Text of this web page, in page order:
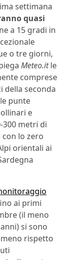
settimana
quasi
a 15 gradi in
o tre giorni,
Meteo.itle
comprese
della seconda
punte
e
300 metri di
lo zero
orientali ai
ai primi
(il meno
si sono
rispetto